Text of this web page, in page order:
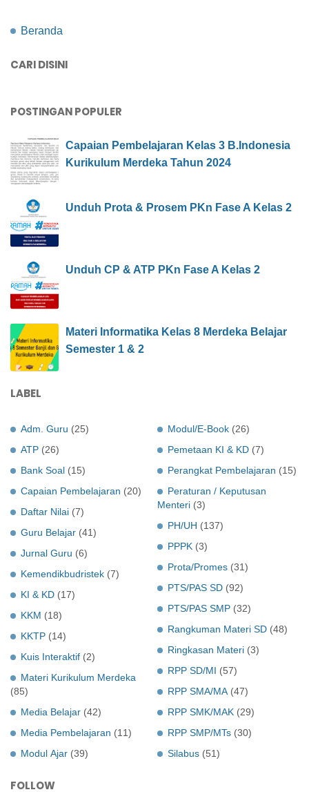
Beranda
CARI DISINI
POSTINGAN POPULER
Capaian Pembelajaran Kelas 3 B.Indonesia
Kurikulum Merdeka Tahun 2024
Unduh Prota & Prosem PKn Fase A Kelas 2
Unduh CP & ATP PKn Fase A Kelas 2
Materi Informatika Kelas 8 Merdeka Belajar
Semester 1 & 2
LABEL
Adm. Guru (25)
ATP (26)
Bank Soal (15)
Capaian Pembelajaran (20)
Daftar Nilai (7)
Guru Belajar (41)
Jurnal Guru (6)
Kemendikbudristek (7)
KI & KD (17)
KKM (18)
KKTP (14)
Kuis Interaktif (2)
Materi Kurikulum Merdeka
(85)
Media Belajar (42)
Media Pembelajaran (11)
Modul Ajar (39)
Modul/E-Book (26)
Pemetaan KI & KD (7)
Perangkat Pembelajaran (15)
Peraturan / Keputusan
Menteri (3)
PH/UH (137)
PPPK (3)
Prota/Promes (31)
PTS/PAS SD (92)
PTS/PAS SMP (32)
Rangkuman Materi SD (48)
Ringkasan Materi (3)
RPP SD/MI (57)
RPP SMA/MA (47)
RPP SMK/MAK (29)
RPP SMP/MTs (30)
Silabus (51)
FOLLOW